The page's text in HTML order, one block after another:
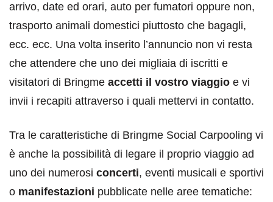
arrivo, date ed orari, auto per fumatori oppure non,
trasporto animali domestici piuttosto che bagagli,
ecc. ecc. Una volta inserito l’annuncio non vi resta
che attendere che uno dei migliaia di iscritti e
visitatori di Bringme accetti il vostro viaggio e vi
invii i recapiti attraverso i quali mettervi in contatto.
Tra le caratteristiche di Bringme Social Carpooling vi
è anche la possibilità di legare il proprio viaggio ad
uno dei numerosi concerti, eventi musicali e sportivi
o manifestazioni pubblicate nelle aree tematiche: